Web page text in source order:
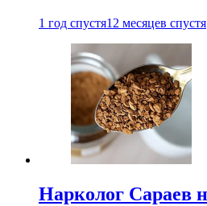
1 год спустя12 месяцев спустя
Нарколог Сараев